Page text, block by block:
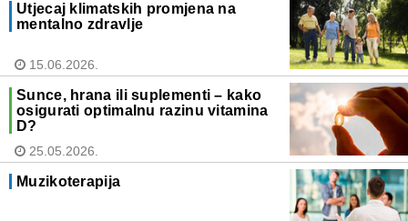
Utjecaj klimatskih promjena na
mentalno zdravlje
15.06.2026.
Sunce, hrana ili suplementi – kako
osigurati optimalnu razinu vitamina
D?
25.05.2026.
Muzikoterapija